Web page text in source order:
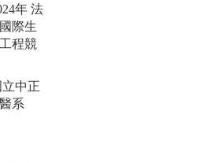
年 法
際生
程競
中正
系